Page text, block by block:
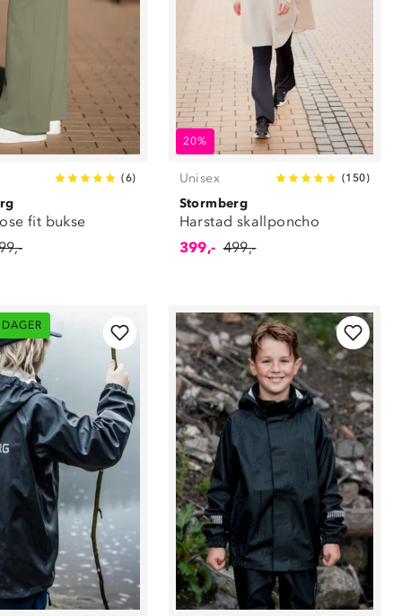
(6)
fit bukse
20%
Unisex (150)
Stormberg
Harstad skallponcho
399,- 499,-